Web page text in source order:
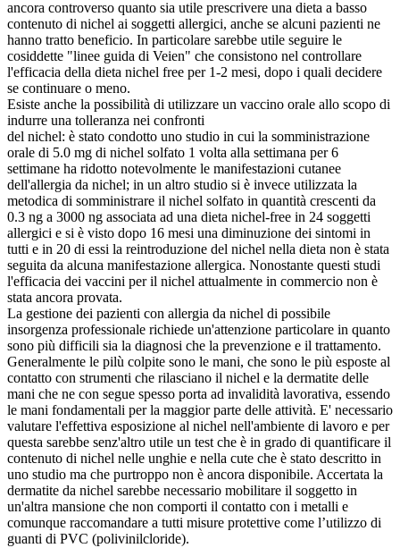
ancora controverso quanto sia utile prescrivere una dieta a basso
contenuto di nichel ai soggetti allergici, anche se alcuni pazienti ne
hanno tratto beneficio. In particolare sarebbe utile seguire le
cosiddette "linee guida di Veien" che consistono nel controllare
l'efficacia della dieta nichel free per 1-2 mesi, dopo i quali decidere
se continuare o meno.
Esiste anche la possibilità di utilizzare un vaccino orale allo scopo di
indurre una tolleranza nei confronti
del nichel: è stato condotto uno studio in cui la somministrazione
orale di 5.0 mg di nichel solfato 1 volta alla settimana per 6
settimane ha ridotto notevolmente le manifestazioni cutanee
dell'allergia da nichel; in un altro studio si è invece utilizzata la
metodica di somministrare il nichel solfato in quantità crescenti da
0.3 ng a 3000 ng associata ad una dieta nichel-free in 24 soggetti
allergici e si è visto dopo 16 mesi una diminuzione dei sintomi in
tutti e in 20 di essi la reintroduzione del nichel nella dieta non è stata
seguita da alcuna manifestazione allergica. Nonostante questi studi
l'efficacia dei vaccini per il nichel attualmente in commercio non è
stata ancora provata.
La gestione dei pazienti con allergia da nichel di possibile
insorgenza professionale richiede un'attenzione particolare in quanto
sono più difficili sia la diagnosi che la prevenzione e il trattamento.
Generalmente le pilù colpite sono le mani, che sono le più esposte al
contatto con strumenti che rilasciano il nichel e la dermatite delle
mani che ne con segue spesso porta ad invalidità lavorativa, essendo
le mani fondamentali per la maggior parte delle attività. E' necessario
valutare l'effettiva esposizione al nichel nell'ambiente di lavoro e per
questa sarebbe senz'altro utile un test che è in grado di quantificare il
contenuto di nichel nelle unghie e nella cute che è stato descritto in
uno studio ma che purtroppo non è ancora disponibile. Accertata la
dermatite da nichel sarebbe necessario mobilitare il soggetto in
un'altra mansione che non comporti il contatto con i metalli e
comunque raccomandare a tutti misure protettive come l’utilizzo di
guanti di PVC (polivinilcloride).